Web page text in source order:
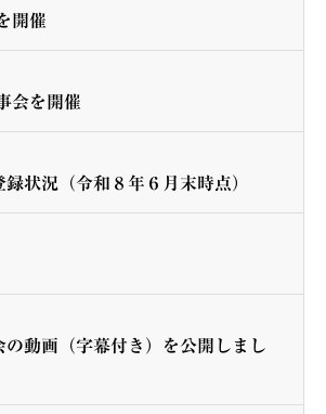
開催
会を開催
録状況（令和８年６月末時点）
の動画（字幕付き）を公開しまし